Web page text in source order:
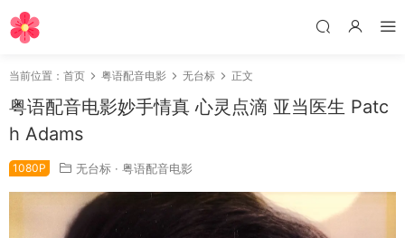
当前位置： 首页 粤语配音电影 无台标 正文
粤语配音电影妙手情真 心灵点滴 亚当医生 Patc
h Adams
1080P 无台标 · 粤语配音电影